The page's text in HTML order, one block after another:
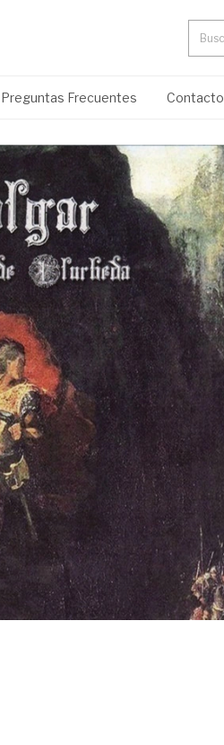
Preguntas Frecuentes Contacto